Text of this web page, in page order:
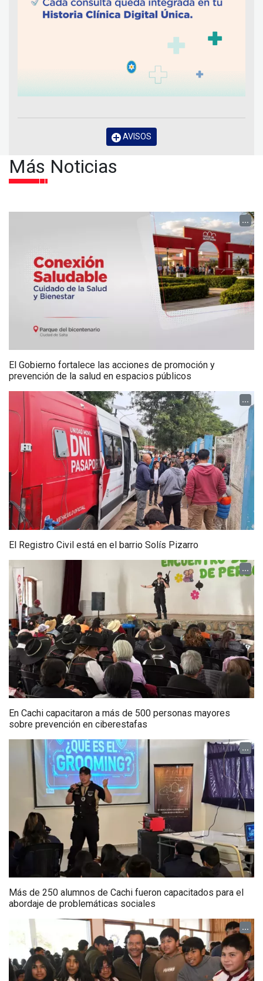
AVISOS
Más Noticias
...
El Gobierno fortalece las acciones de promoción y
prevención de la salud en espacios públicos
...
El Registro Civil está en el barrio Solís Pizarro
...
En Cachi capacitaron a más de 500 personas mayores
sobre prevención en ciberestafas
...
Más de 250 alumnos de Cachi fueron capacitados para el
abordaje de problemáticas sociales
...